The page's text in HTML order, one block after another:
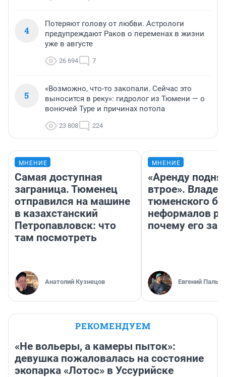
4
Потеряют голову от любви. Астрологи
предупреждают Раков о переменах в жизни
уже в августе
26 694 7
5
«Возможно, что-то закопали. Сейчас это
выносится в реку»: гидролог из Тюмени — о
вонючей Туре и причинах потопа
23 808 224
МНЕНИЕ
Самая доступная
заграница. Тюменец
отправился на машине
в казахстанский
Петропавловск: что
там посмотреть
Анатолий Кузнецов
МНЕНИЕ
«Аренду
втрое».
тюменского
неформалов
почему его
Евгений
РЕКОМЕНДУЕМ
«Не вольеры, а камеры пыток»:
девушка пожаловалась на состояние
экопарка «Лотос» в Уссурийске